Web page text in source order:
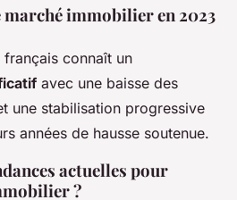
marché immobilier en 2023
connaît un
avec une baisse des
une stabilisation progressive
années de hausse soutenue.
actuelles pour
?